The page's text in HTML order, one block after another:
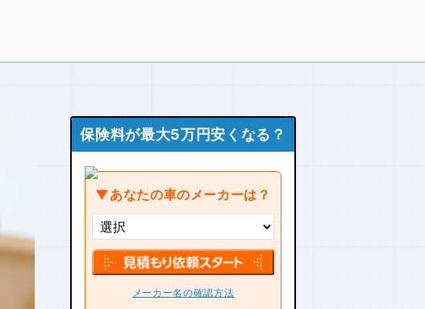
保険料が最大5万円安くなる？
▼あなたの車のメーカーは？
メーカー名の確認方法